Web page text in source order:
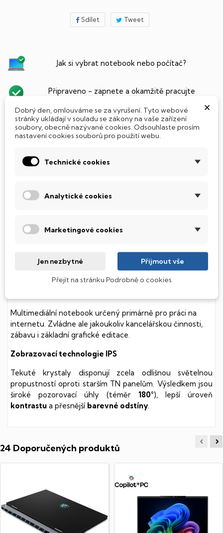
Sdílet Tweet
Jak si vybrat notebook nebo počítač?
Připraveno - zapnete a okamžitě pracujte
Přidat Microsoft Office Plus ➡️ 499,-
POPIS PARAMETRY PRODUKTU
SSD Disk
(Hard Disk Drive) disků nedisponuje žádnými pohyblivými
k mechanickému poškození. Díky použití elektronické
soustavy je tento disk mnohem
tiššía především nabízí
rychlejší
Multimediální notebook určený primárně pro práci na
internetu. Zvládne ale jakoukoliv kancelářskou činnosti,
zábavu i základní grafické editace.
Zobrazovací technologie IPS
Tekuté krystaly disponují zcela odlišnou světelnou
propustností oproti starším TN panelům. Výsledkem jsou
široké pozorovací úhly (téměr 180°), lepší úroveň
kontrastu a přesnější barevné odstíny
24 Doporučených produktů
×
Dobrý den, omlouváme se za vyrušení. Tyto webové
stránky ukládají v souladu se zákony na vaše zařízení
soubory, obecně nazývané cookies. Odsouhlaste prosím
nastavení cookies souborů pro použití webu.
Technické cookies
Analytické cookies
Marketingové cookies
Jen nezbytné Přijmout vše
Přejít na stránku Podrobně o cookies